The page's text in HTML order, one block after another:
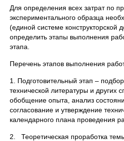
Для определения всех затрат по
экспериментального образца
(единой системе конструкторской
определить этапы выполнения
этапа.
Перечень этапов выполнения
1. Подготовительный этап –
технической литературы и других
обобщение опыта, анализ
согласование и утверждение
календарного плана проведения
2. Теоретическая проработка